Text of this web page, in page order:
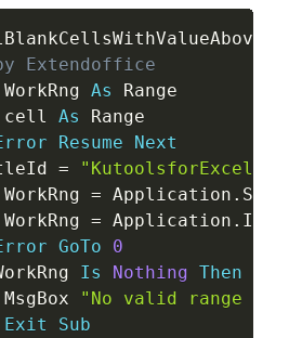
Extendoffice
WorkRng As Range
cell As Range
Resume
Next
=
"KutoolsforExcel"
WorkRng = Application .
WorkRng = Application .
GoTo
0
Is Nothing Then
"No valid range
Exit
Sub
Copy